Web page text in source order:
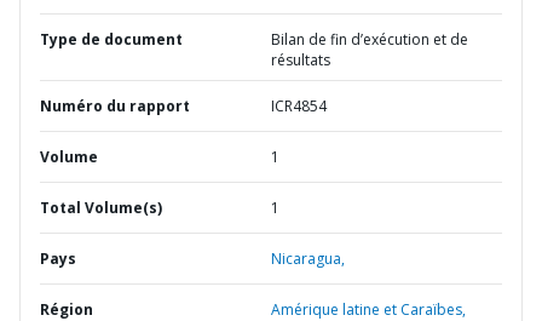
Type de document
Bilan de fin d’exécution et de
résultats
Numéro du rapport ICR4854
Volume 1
Total Volume(s) 1
Pays Nicaragua,
Région Amérique latine et Caraïbes,